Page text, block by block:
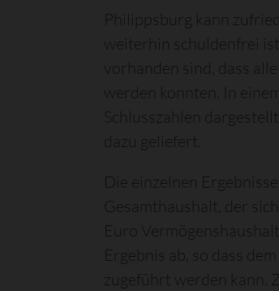
Philippsburg kann
weiterhin schuldenfrei
vorhanden sind, dass
werden konnten. In
Schlusszahlen
dazu geliefert.
Die einzelnen
Gesamthaushalt, der
Euro
Ergebnis ab, so dass
zugeführt werden kann.